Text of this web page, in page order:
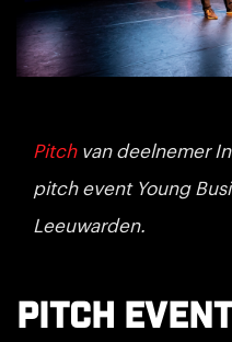
Pitchvan deelnemer
pitch event Young
Leeuwarden.
Pitch